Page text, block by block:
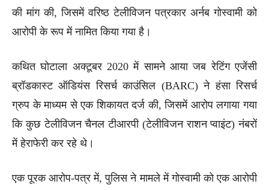
की मांग की, जिसमें वरिष्ठ टेलीविजन पत्रकार अर्नब गोस्वामी को
आरोपी के रूप में नामित किया गया है।
कथित घोटाला अक्टूबर 2020 में सामने आया जब रेटिंग एजेंसी
ब्रॉडकास्ट ऑडियंस रिसर्च काउंसिल (BARC) ने हंसा रिसर्च
ग्रुप के माध्यम से एक शिकायत दर्ज की, जिसमें आरोप लगाया गया
कि कुछ टेलीविजन चैनल टीआरपी (टेलीविजन राशन प्वाइंट) नंबरों
में हेराफेरी कर रहे थे।
एक पूरक आरोप-पत्र में, पुलिस ने मामले में गोस्वामी को एक आरोपी